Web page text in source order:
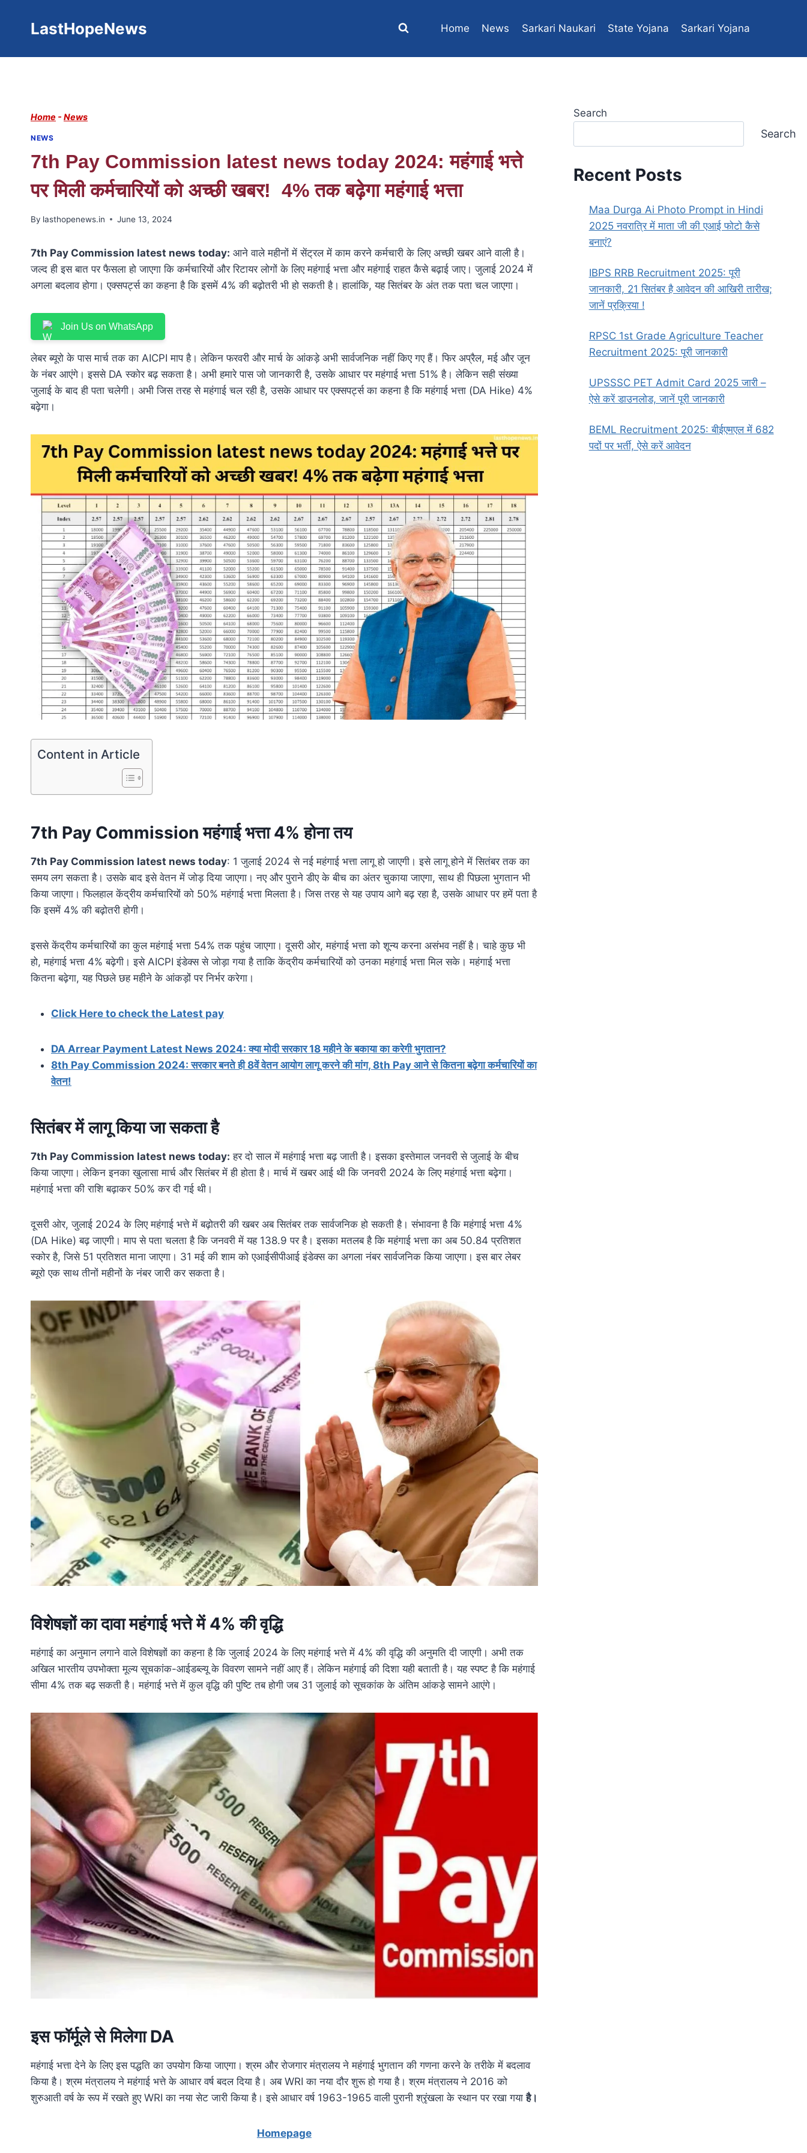
LastHopeNews Home News Sarkari Naukari State Yojana Sarkari Yojana
Home - News
NEWS
7th Pay Commission latest news today 2024: महंगाई भत्ते
पर मिली कर्मचारियों को अच्छी खबर! 4% तक बढ़ेगा महंगाई भत्ता
By lasthopenews.in June 13, 2024
7th Pay Commission latest news today: आने वाले महीनों में सेंट्रल में काम करने कर्मचारी के लिए अच्छी खबर आने वाली है।
जल्द ही इस बात पर फैसला हो जाएगा कि कर्मचारियों और रिटायर लोगों के लिए महंगाई भत्ता और महंगाई राहत कैसे बढ़ाई जाए। जुलाई 2024 में
अगला बदलाव होगा। एक्सपर्ट्स का कहना है कि इसमें 4% की बढ़ोतरी भी हो सकती है। हालांकि, यह सितंबर के अंत तक पता चल जाएगा।
Join Us on WhatsApp
लेबर ब्यूरो के पास मार्च तक का AICPI माप है। लेकिन फरवरी और मार्च के आंकड़े अभी सार्वजनिक नहीं किए गए हैं। फिर अप्रैल, मई और जून
के नंबर आएंगे। इससे DA स्कोर बढ़ सकता है। अभी हमारे पास जो जानकारी है, उसके आधार पर महंगाई भत्ता 51% है। लेकिन सही संख्या
जुलाई के बाद ही पता चलेगी। अभी जिस तरह से महंगाई चल रही है, उसके आधार पर एक्सपर्ट्स का कहना है कि महंगाई भत्ता (DA Hike) 4%
बढ़ेगा।
Content in Article
7th Pay Commission महंगाई भत्ता 4% होना तय
7th Pay Commission latest news today: 1 जुलाई 2024 से नई महंगाई भत्ता लागू हो जाएगी। इसे लागू होने में सितंबर तक का
समय लग सकता है। उसके बाद इसे वेतन में जोड़ दिया जाएगा। नए और पुराने डीए के बीच का अंतर चुकाया जाएगा, साथ ही पिछला भुगतान भी
किया जाएगा। फिलहाल केंद्रीय कर्मचारियों को 50% महंगाई भत्ता मिलता है। जिस तरह से यह उपाय आगे बढ़ रहा है, उसके आधार पर हमें पता है
कि इसमें 4% की बढ़ोतरी होगी।
इससे केंद्रीय कर्मचारियों का कुल महंगाई भत्ता 54% तक पहुंच जाएगा। दूसरी ओर, महंगाई भत्ता को शून्य करना असंभव नहीं है। चाहे कुछ भी
हो, महंगाई भत्ता 4% बढ़ेगी। इसे AICPI इंडेक्स से जोड़ा गया है ताकि केंद्रीय कर्मचारियों को उनका महंगाई भत्ता मिल सके। महंगाई भत्ता
कितना बढ़ेगा, यह पिछले छह महीने के आंकड़ों पर निर्भर करेगा।
Click Here to check the Latest pay
DA Arrear Payment Latest News 2024: क्या मोदी सरकार 18 महीने के बकाया का करेगी भुगतान?
8th Pay Commission 2024: सरकार बनते ही 8वें वेतन आयोग लागू करने की मांग, 8th Pay आने से कितना बढ़ेगा कर्मचारियों का
वेतन!
सितंबर में लागू किया जा सकता है
7th Pay Commission latest news today: हर दो साल में महंगाई भत्ता बढ़ जाती है। इसका इस्तेमाल जनवरी से जुलाई के बीच
किया जाएगा। लेकिन इनका खुलासा मार्च और सितंबर में ही होता है। मार्च में खबर आई थी कि जनवरी 2024 के लिए महंगाई भत्ता बढ़ेगा।
महंगाई भत्ता की राशि बढ़ाकर 50% कर दी गई थी।
दूसरी ओर, जुलाई 2024 के लिए महंगाई भत्ते में बढ़ोतरी की खबर अब सितंबर तक सार्वजनिक हो सकती है। संभावना है कि महंगाई भत्ता 4%
(DA Hike) बढ़ जाएगी। माप से पता चलता है कि जनवरी में यह 138.9 पर है। इसका मतलब है कि महंगाई भत्ता का अब 50.84 प्रतिशत
स्कोर है, जिसे 51 प्रतिशत माना जाएगा। 31 मई की शाम को एआईसीपीआई इंडेक्स का अगला नंबर सार्वजनिक किया जाएगा। इस बार लेबर
ब्यूरो एक साथ तीनों महीनों के नंबर जारी कर सकता है।
विशेषज्ञों का दावा महंगाई भत्ते में 4% की वृद्धि
महंगाई का अनुमान लगाने वाले विशेषज्ञों का कहना है कि जुलाई 2024 के लिए महंगाई भत्ते में 4% की वृद्धि की अनुमति दी जाएगी। अभी तक
अखिल भारतीय उपभोक्ता मूल्य सूचकांक-आईडब्ल्यू के विवरण सामने नहीं आए हैं। लेकिन महंगाई की दिशा यही बताती है। यह स्पष्ट है कि महंगाई
सीमा 4% तक बढ़ सकती है। महंगाई भत्ते में कुल वृद्धि की पुष्टि तब होगी जब 31 जुलाई को सूचकांक के अंतिम आंकड़े सामने आएंगे।
इस फॉर्मूले से मिलेगा DA
महंगाई भत्ता देने के लिए इस पद्धति का उपयोग किया जाएगा। श्रम और रोजगार मंत्रालय ने महंगाई भुगतान की गणना करने के तरीके में बदलाव
किया है। श्रम मंत्रालय ने महंगाई भत्ते के आधार वर्ष बदल दिया है। अब WRI का नया दौर शुरू हो गया है। श्रम मंत्रालय ने 2016 को
शुरुआती वर्ष के रूप में रखते हुए WRI का नया सेट जारी किया है। इसे आधार वर्ष 1963-1965 वाली पुरानी श्रृंखला के स्थान पर रखा गयाहै।
Homepage
Search
Search
Recent Posts
Maa Durga Ai Photo Prompt in Hindi
2025 नवरात्रि में माता जी की एआई फोटो कैसे
बनाएं?
IBPS RRB Recruitment 2025: पूरी
जानकारी, 21 सितंबर है आवेदन की आखिरी तारीख;
जानें प्रक्रिया !
RPSC 1st Grade Agriculture Teacher
Recruitment 2025: पूरी जानकारी
UPSSSC PET Admit Card 2025 जारी –
ऐसे करें डाउनलोड, जानें पूरी जानकारी
BEML Recruitment 2025: बीईएमएल में 682
पदों पर भर्ती, ऐसे करें आवेदन